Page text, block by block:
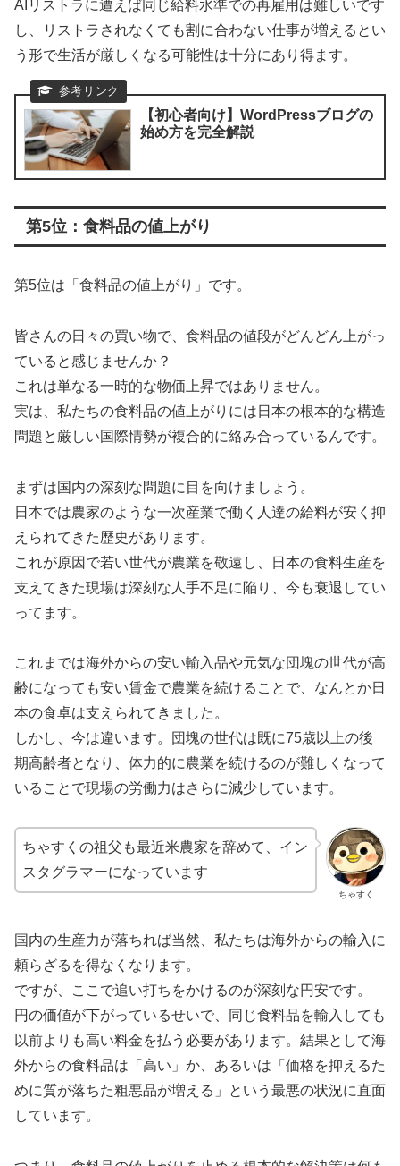
AIリストラに遭えば同じ給料水準での再雇用は難しいです
し、リストラされなくても割に合わない仕事が増えるとい
う形で生活が厳しくなる可能性は十分にあり得ます。
【初心者向け】WordPressブログの
始め方を完全解説
第5位：食料品の値上がり
第5位は「食料品の値上がり」です。
皆さんの日々の買い物で、食料品の値段がどんどん上がっ
ていると感じませんか？
これは単なる一時的な物価上昇ではありません。
実は、私たちの食料品の値上がりには日本の根本的な構造
問題と厳しい国際情勢が複合的に絡み合っているんです。
まずは国内の深刻な問題に目を向けましょう。
日本では農家のような一次産業で働く人達の給料が安く抑
えられてきた歴史があります。
これが原因で若い世代が農業を敬遠し、日本の食料生産を
支えてきた現場は深刻な人手不足に陥り、今も衰退してい
ってます。
これまでは海外からの安い輸入品や元気な団塊の世代が高
齢になっても安い賃金で農業を続けることで、なんとか日
本の食卓は支えられてきました。
しかし、今は違います。団塊の世代は既に75歳以上の後
期高齢者となり、体力的に農業を続けるのが難しくなって
いることで現場の労働力はさらに減少しています。
ちゃすく
ちゃすくの祖父も最近米農家を辞めて、イン
スタグラマーになっています
国内の生産力が落ちれば当然、私たちは海外からの輸入に
頼らざるを得なくなります。
ですが、ここで追い打ちをかけるのが深刻な円安です。
円の価値が下がっているせいで、同じ食料品を輸入しても
以前よりも高い料金を払う必要があります。結果として海
外からの食料品は「高い」か、あるいは「価格を抑えるた
めに質が落ちた粗悪品が増える」という最悪の状況に直面
しています。